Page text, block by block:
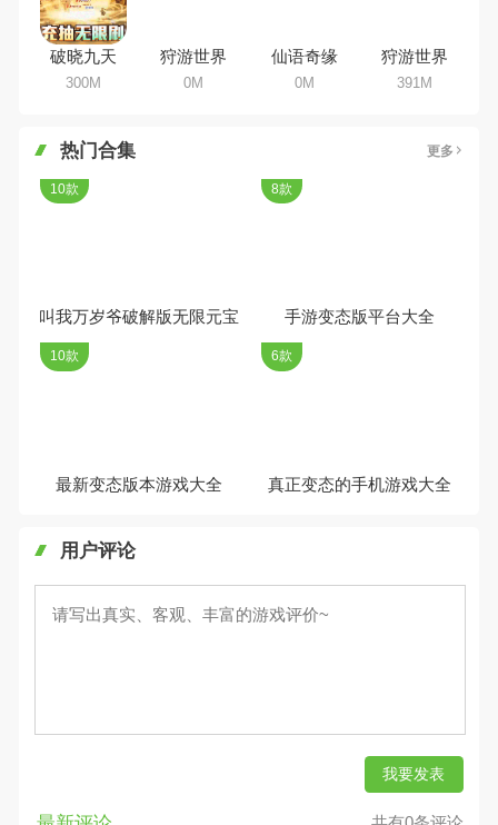
破晓九天
300M
狩游世界
0M
仙语奇缘
0M
狩游世界
391M
热门合集 更多
叫我万岁爷破解版无限元宝
10款
手游变态版平台大全
8款
最新变态版本游戏大全
10款
真正变态的手机游戏大全
6款
用户评论
我要发表